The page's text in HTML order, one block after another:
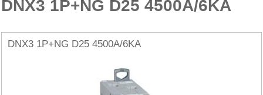
DNX3 1P+NG D25 4500A/6KA
DNX3 1P+NG D25 4500A/6KA